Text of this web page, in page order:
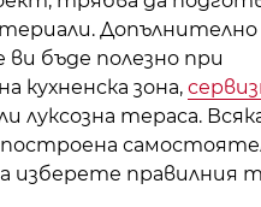
Допълнително
бъде полезно при
кухненска зона,
луксозна тераса.
изберете правилния